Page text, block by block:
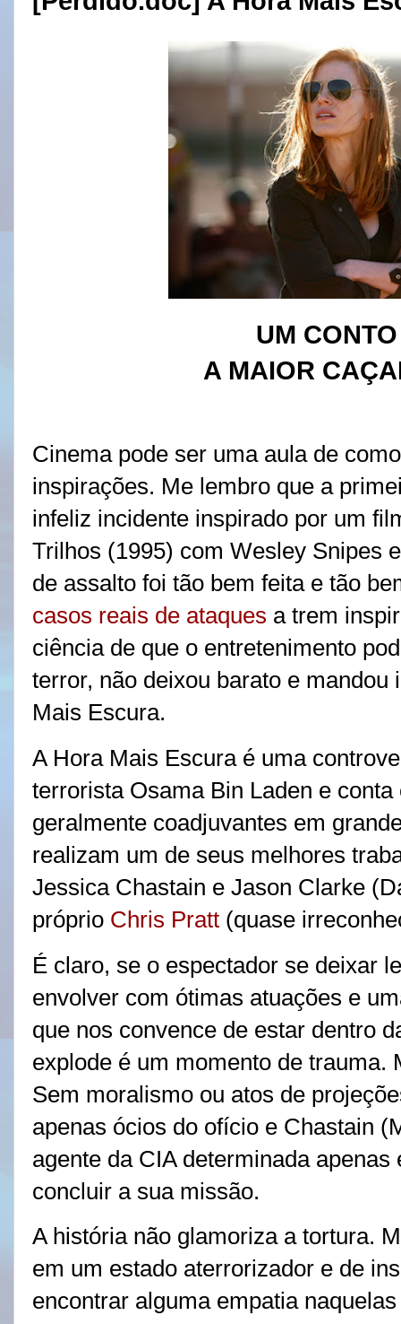
UM
A MAIOR
Cinema pode ser uma aula de
inspirações. Me lembro que a
infeliz incidente inspirado por um
Trilhos (1995) com Wesley Snipes
de assalto foi tão bem feita e tão
casos reais de ataques a trem
ciência de que o entretenimento
terror, não deixou barato e mandou
Mais Escura.
A Hora Mais Escura é uma
terrorista Osama Bin Laden e
geralmente coadjuvantes em
realizam um de seus melhores
Jessica Chastain e Jason Clarke
próprio Chris Pratt (quase
É claro, se o espectador se deixar
envolver com ótimas atuações e
que nos convence de estar dentro
explode é um momento de trauma.
Sem moralismo ou atos de
apenas ócios do ofício e Chastain
agente da CIA determinada
concluir a sua missão.
A história não glamoriza a tortura.
em um estado aterrorizador e de
encontrar alguma empatia